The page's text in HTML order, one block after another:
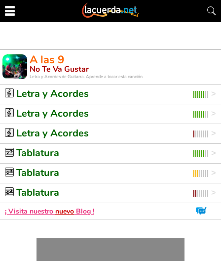
A las 9
No Te Va Gustar
Letra y Acordes de Guitarra. Aprende a tocar esta canción
Letra y Acordes
Letra y Acordes
Letra y Acordes
Tablatura
Tablatura
Tablatura
¡ Visita nuestro nuevo Blog !